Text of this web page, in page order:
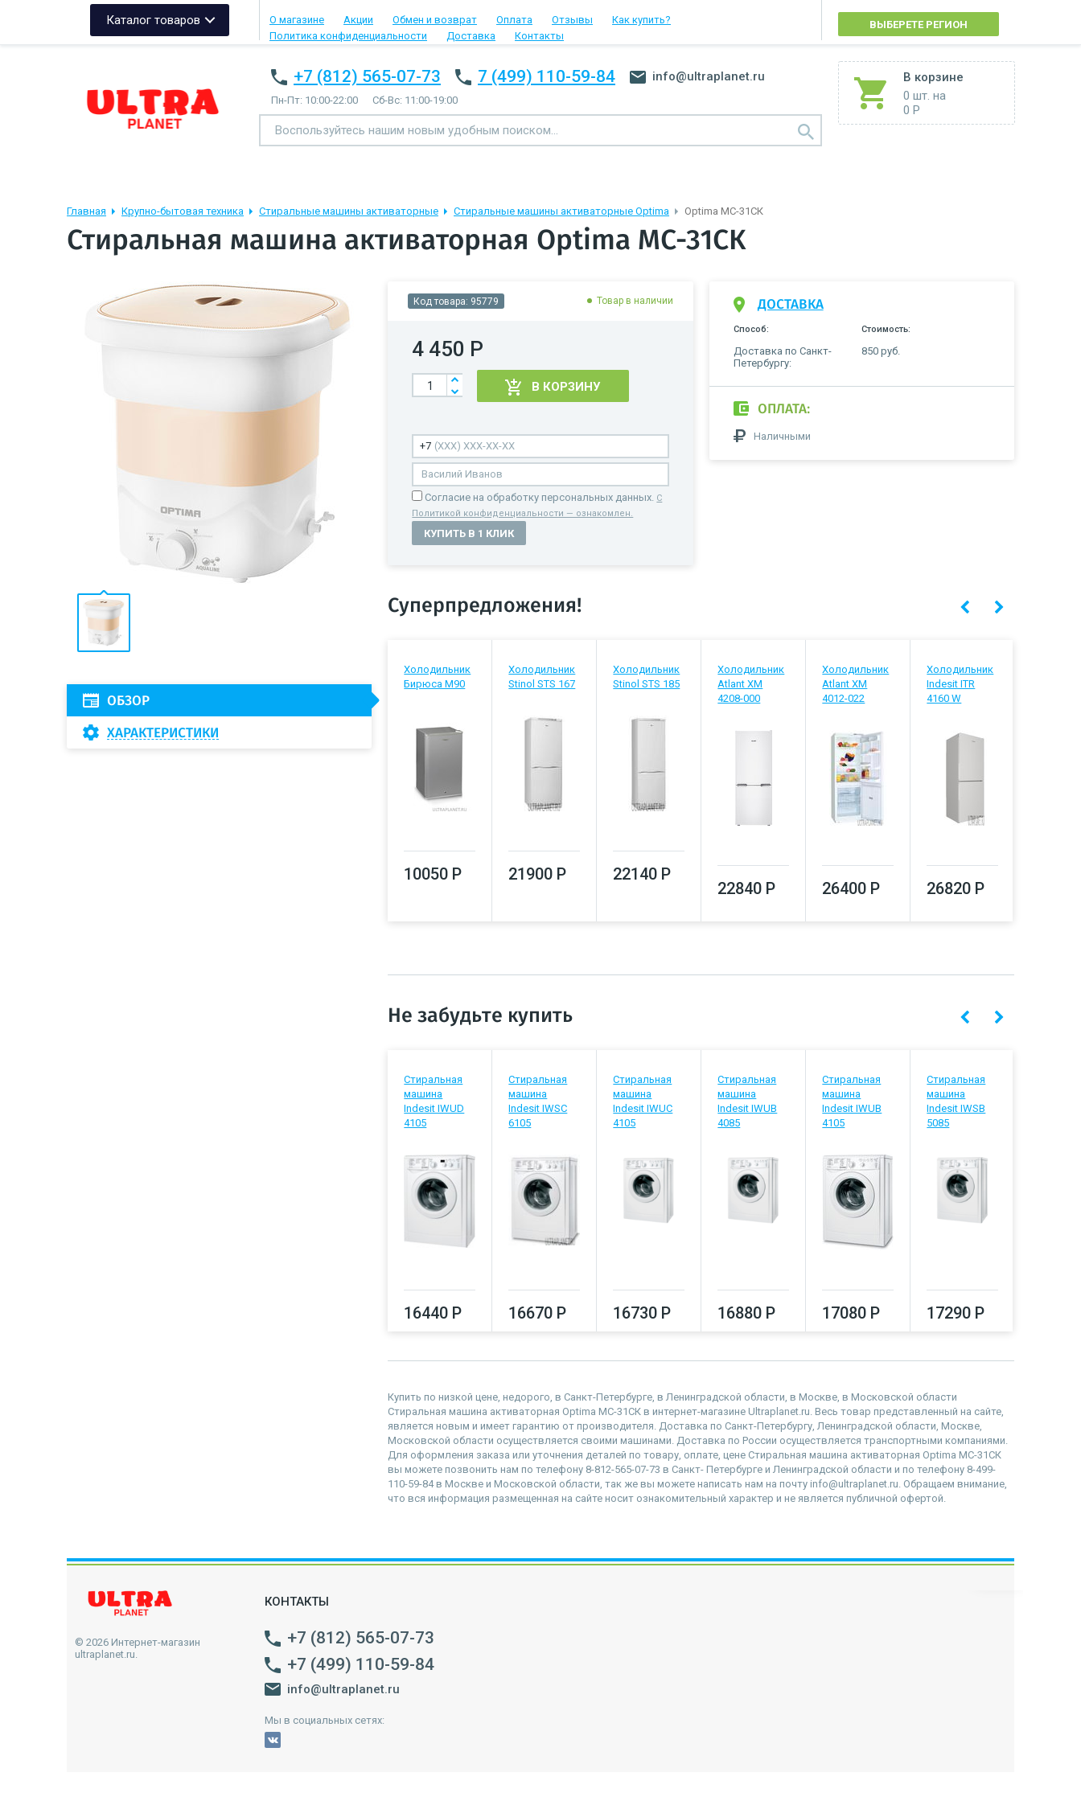
Каталог товаров О магазине Акции Обмен и возврат Оплата Отзывы
Как купить?
Политика конфиденциальности
Доставка Контакты
ВЫБЕРЕТЕ РЕГИОН
В корзине
0 шт. на
0 Р
+7 (812) 565-07-73 7 (499) 110-59-84 info@ultraplanet.ru
Пн-Пт: 10:00-22:00 Сб-Вс: 11:00-19:00
Главная Крупно-бытовая техника Стиральные машины активаторные Стиральные машины активаторные Optima Optima МС-31СК
Стиральная машина активаторная Optima МС-31СК
ОБЗОР
ХАРАКТЕРИСТИКИ
Код товара: 95779 Товар в наличии
4 450 Р
В КОРЗИНУ
Cогласие на обработку персональных данных. С
Политикой конфиденциальности — ознакомлен.
КУПИТЬ В 1 КЛИК
ДОСТАВКА
Способ: Стоимость:
Доставка по Санкт-
Петербургу:
850 руб.
ОПЛАТА:
Наличными
Суперпредложения!
Холодильник
Бирюса М90
10050 Р
Холодильник
Stinol STS 167
21900 Р
Холодильник
Stinol STS 185
22140 Р
Холодильник
Atlant ХМ
4208-000
22840 Р
Холодильник
Atlant ХМ
4012-022
26400 Р
Холодильник
Indesit ITR
4160 W
26820 Р
Не забудьте купить
Стиральная
машина
Indesit IWUD
4105
16440 Р
Стиральная
машина
Indesit IWSC
6105
16670 Р
Стиральная
машина
Indesit IWUC
4105
16730 Р
Стиральная
машина
Indesit IWUB
4085
16880 Р
Стиральная
машина
Indesit IWUB
4105
17080 Р
Стиральная
машина
Indesit IWSB
5085
17290 Р
Купить по низкой цене, недорого, в Санкт-Петербурге, в Ленинградской области, в Москве, в Московской области
Стиральная машина активаторная Optima МС-31СК в интернет-магазине Ultraplanet.ru. Весь товар представленный на сайте,
является новым и имеет гарантию от производителя. Доставка по Санкт-Петербургу, Ленинградской области, Москве,
Московской области осуществляется своими машинами. Доставка по России осуществляется транспортными компаниями.
Для оформления заказа или уточнения деталей по товару, оплате, цене Стиральная машина активаторная Optima МС-31СК
вы можете позвонить нам по телефону 8-812-565-07-73 в Санкт- Петербурге и Ленинградской области и по телефону 8-499-
110-59-84 в Москве и Московской области, так же вы можете написать нам на почту info@ultraplanet.ru. Обращаем внимание,
что вся информация размещенная на сайте носит ознакомительный характер и не является публичной офертой.
© 2026 Интернет-магазин
ultraplanet.ru.
КОНТАКТЫ
+7 (812) 565-07-73
+7 (499) 110-59-84
info@ultraplanet.ru
Мы в социальных сетях:
наверх